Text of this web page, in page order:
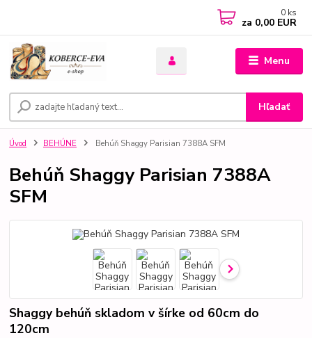
Menu
Hľadať
0 ks
za 0,00 EUR
Úvod BEHÚNE Behúň Shaggy Parisian 7388A SFM
Behúň Shaggy Parisian 7388A
SFM
Shaggy behúň skladom v šírke od 60cm do
120cm